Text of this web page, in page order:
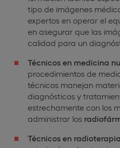
tipo de imágenes
expertos en operar el
en asegurar que las
calidad para un
Técnicos en medicina
procedimientos de
técnicos manejan
diagnósticos y
estrechamente con los
administrar los
Técnicos en